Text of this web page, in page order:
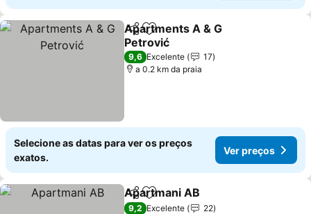
PartilharAdicionar aos favoritos
Apartments A & G
Petrović
Ver preços
9,6 Excelente
17
a 0.2 km da praia
Selecione as datas para ver os preços
exatos.
Ver preços
PartilharAdicionar aos favoritos
Apartmani AB
9,2 Excelente
22